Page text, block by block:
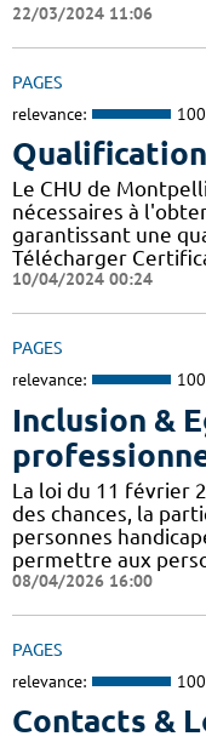
22/03/2024 11:06
PAGES
relevance:
Le CHU de
nécessaires à
garantissant une
Télécharger
10/04/2024 00:24
PAGES
relevance:
Inclusion &
La loi du 11 février
des chances, la
personnes
permettre aux
08/04/2026 16:00
PAGES
relevance:
Contacts &